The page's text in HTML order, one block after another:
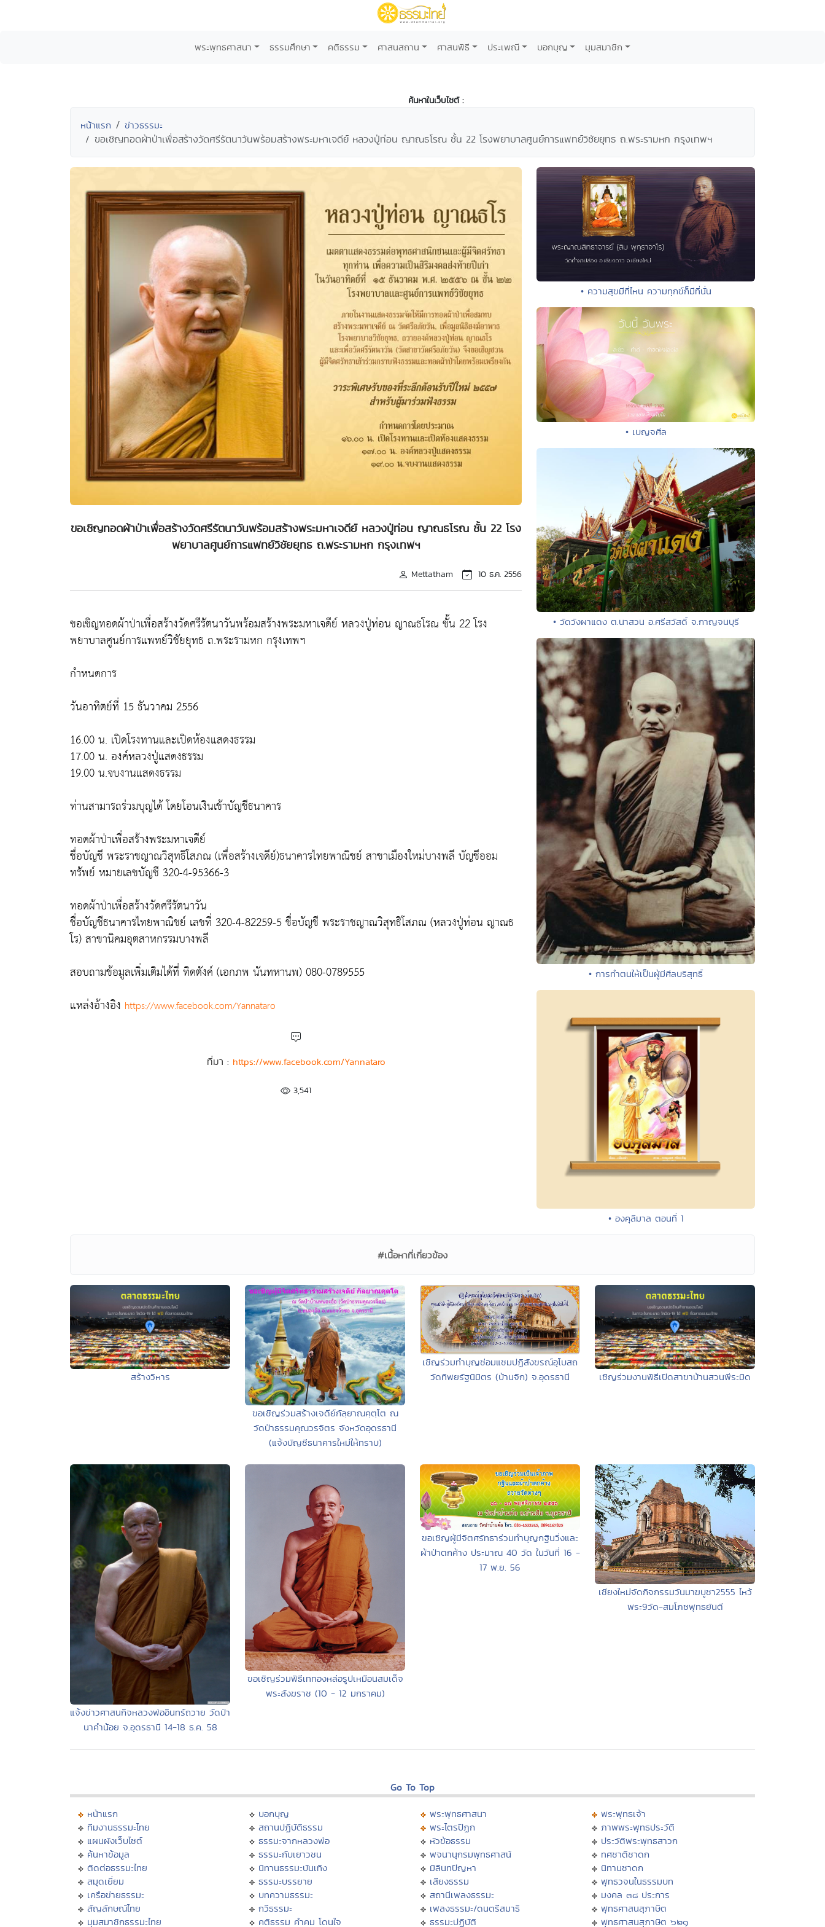
พระพุทธศาสนา ธรรมศึกษา คติธรรม ศาสนสถาน ศาสนพิธี ประเพณี บอกบุญ มุมสมาชิก
ค้นหาในเว็บไซต์ :
หน้าแรก ข่าวธรรมะ
ขอเชิญทอดผ้าป่าเพื่อสร้างวัดศรีรัตนาวันพร้อมสร้างพระมหาเจดีย์ หลวงปู่ท่อน ญาณธโรณ ชั้น 22 โรงพยาบาลศูนย์การแพทย์วิชัยยุทธ ถ.พระรามหก กรุงเทพฯ
ขอเชิญทอดผ้าป่าเพื่อสร้างวัดศรีรัตนาวันพร้อมสร้างพระมหาเจดีย์ หลวงปู่ท่อน ญาณธโรณ ชั้น 22 โรง
พยาบาลศูนย์การแพทย์วิชัยยุทธ ถ.พระรามหก กรุงเทพฯ
Mettatham 10 ธ.ค. 2556
ขอเชิญทอดผ้าป่าเพื่อสร้างวัดศรีรัตนาวันพร้อมสร้างพระมหาเจดีย์ หลวงปู่ท่อน ญาณธโรณ ชั้น 22 โรง
พยาบาลศูนย์การแพทย์วิชัยยุทธ ถ.พระรามหก กรุงเทพฯ
กำหนดการ
วันอาทิตย์ที่ 15 ธันวาคม 2556
16.00 น. เปิดโรงทานและเปิดห้องแสดงธรรม
17.00 น. องค์หลวงปู่แสดงธรรม
19.00 น.จบงานแสดงธรรม
ท่านสามารถร่วมบุญได้ โดยโอนเงินเข้าบัญชีธนาคาร
ทอดผ้าป่าเพื่อสร้างพระมหาเจดีย์
ชื่อบัญชี พระราชญาณวิสุทธิโสภณ (เพื่อสร้างเจดีย์)ธนาคารไทยพาณิชย์ สาขาเมืองใหม่บางพลี บัญชีออม
ทรัพย์ หมายเลขบัญชี 320-4-95366-3
ทอดผ้าป่าเพื่อสร้างวัดศรีรัตนาวัน
ชื่อบัญชีธนาคารไทยพาณิชย์ เลขที่ 320-4-82259-5 ชื่อบัญชี พระราชญาณวิสุทธิโสภณ (หลวงปู่ท่อน ญาณธ
โร) สาขานิคมอุตสาหกรรมบางพลี
สอบถามข้อมูลเพิ่มเติมได้ที่ ทิดตังค์ (เอกภพ นันทหานพ) 080-0789555
แหล่งอ้างอิง https://www.facebook.com/Yannataro
ที่มา : https://www.facebook.com/Yannataro
3,541
• ความสุขมีที่ไหน ความทุกข์ก็มีที่นั่น
• เบญจศีล
• วัดวังผาแดง ต.นาสวน อ.ศรีสวัสดิ์ จ.กาญจนบุรี
• การทำตนให้เป็นผู้มีศีลบริสุทธิ์
• องคุลีมาล ตอนที่ 1
#เนื้อหาที่เกี่ยวข้อง
สร้างวิหาร
ขอเชิญร่วมสร้างเจดีย์กัลฺยาณคฺตฺโต ณ
วัดป่าธรรมคุณวรจิตร จังหวัดอุดรธานี
(แจ้งบัญชีธนาคารใหม่ให้ทราบ)
เชิญร่วมทำบุญซ่อมแซมปฏิสังขรณ์อุโบสถ
วัดทิพยรัฐนิมิตร (บ้านจิก) จ.อุดรธานี
เชิญร่วมงานพิธีเปิดสาขาบ้านสวนพีระมิด
แจ้งข่าวศาสนกิจหลวงพ่ออินทร์ถวาย วัดป่า
นาคำน้อย จ.อุดรธานี 14-18 ธ.ค. 58
ขอเชิญร่วมพิธีเททองหล่อรูปเหมือนสมเด็จ
พระสังฆราช (10 - 12 มกราคม)
ขอเชิญผู้มีจิตศรัทธาร่วมทำบุญกฐินวิ่งและ
ผ้าป่าตกค้าง ประมาณ 40 วัด ในวันที่ 16 -
17 พ.ย. 56
เชียงใหม่จัดกิจกรรมวันมาฆบูชา2555 ไหว้
พระ9วัด-สมโภชพุทธยันตี
Go To Top
หน้าแรก
ทีมงานธรรมะไทย
แผนผังเว็บไซต์
ค้นหาข้อมูล
ติดต่อธรรมะไทย
สมุดเยี่ยม
เครือข่ายธรรมะ
สัญลักษณ์ไทย
มุมสมาชิกธรรมะไทย
บอกบุญ
สถานปฏิบัติธรรม
ธรรมะจากหลวงพ่อ
ธรรมะกับเยาวชน
นิทานธรรมะบันเทิง
ธรรมะบรรยาย
บทความธรรมะ
กวีธรรมะ
คติธรรม คำคม โดนใจ
พระพุทธศาสนา
พระไตรปิฏก
หัวข้อธรรม
พจนานุกรมพุทธศาสน์
มิลินทปัญหา
เสียงธรรม
สถานีเพลงธรรมะ
เพลงธรรมะ/ดนตรีสมาธิ
ธรรมะปฏิบัติ
พระพุทธเจ้า
ภาพพระพุทธประวัติ
ประวัติพระพุทธสาวก
ทศชาติชาดก
นิทานชาดก
พุทธวจนในธรรมบท
มงคล ๓๘ ประการ
พุทธศาสนสุภาษิต
พุทธศาสนสุภาษิต ๖๒๑